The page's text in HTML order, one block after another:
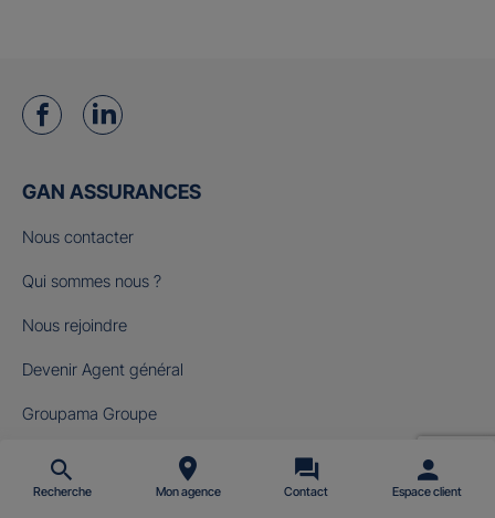
Recherche Mon agence Contact Espace client
GAN ASSURANCES
Nous contacter
Qui sommes nous ?
Nous rejoindre
Devenir Agent général
Groupama Groupe
Fondation Gan pour le Cinéma
NOS OFFRES